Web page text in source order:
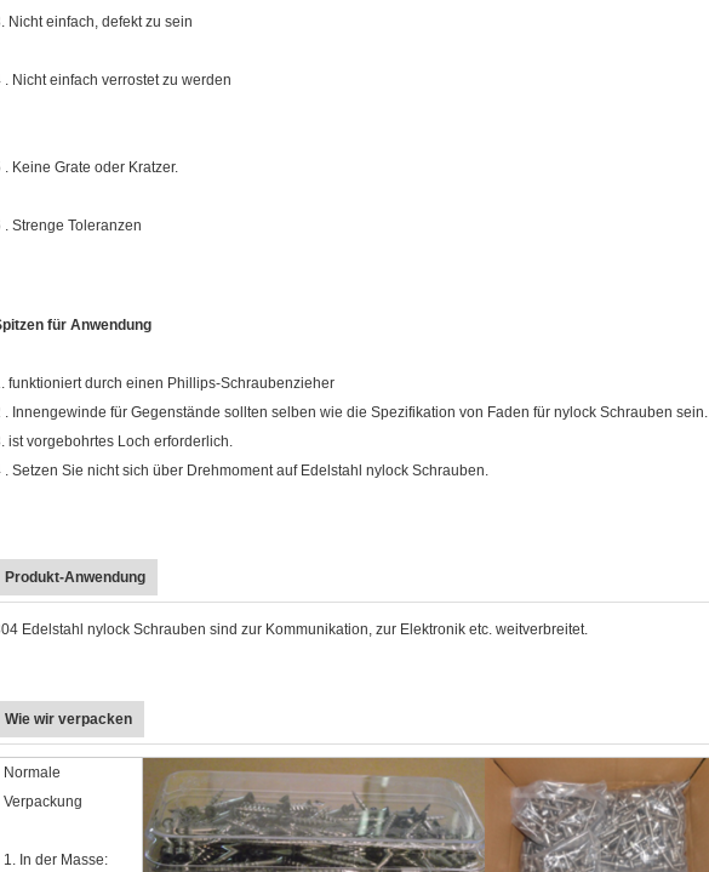
Nicht einfach, defekt zu sein
. Nicht einfach verrostet zu werden
. Keine Grate oder Kratzer.
. Strenge Toleranzen
für Anwendung
funktioniert durch einen Phillips-Schraubenzieher
. Innengewinde für Gegenstände sollten selben wie die Spezifikation von Faden für nylock Schrauben sein.
ist vorgebohrtes Loch erforderlich.
. Setzen Sie nicht sich über Drehmoment auf Edelstahl nylock Schrauben.
Produkt-Anwendung
Edelstahl nylock Schrauben sind zur Kommunikation, zur Elektronik etc. weitverbreitet.
Wie wir verpacken
Normale
Verpackung
1. In der Masse: